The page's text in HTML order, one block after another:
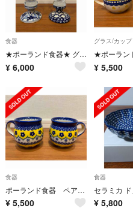
食器
★ポーランド食器★ グラス
¥ 6,000
グラス/カップ
¥ 5,500
食器
ポーランド食器 ペアマグカップ
¥ 5,500
食器
¥ 5,800